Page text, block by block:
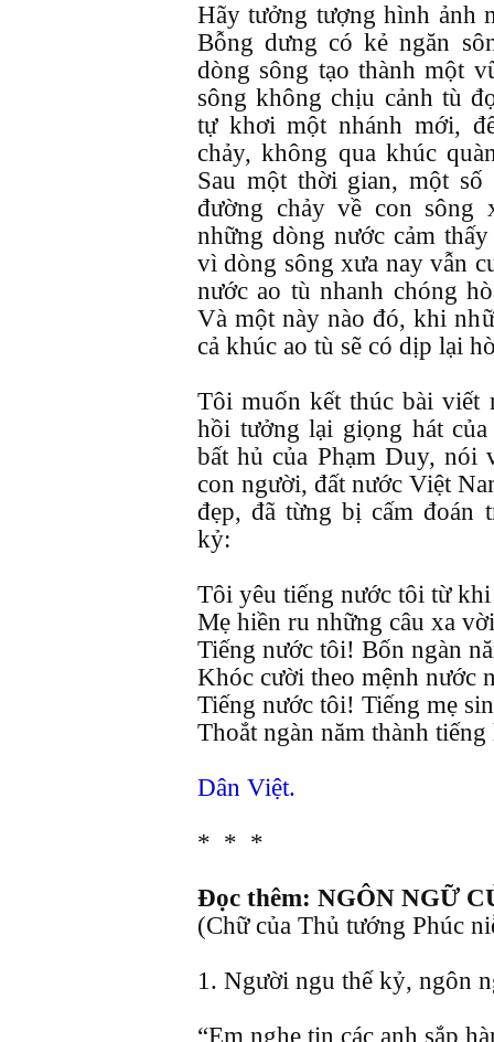
Hãy tưởng tượng hình ảnh
Bỗng dưng có kẻ ngăn
dòng sông tạo thành một
sông không chịu cảnh tù
tự khơi một nhánh mới,
chảy, không qua khúc
Sau một thời gian, một
đường chảy về con sông
những dòng nước cảm
vì dòng sông xưa nay vẫn
nước ao tù nhanh chóng
Và một này nào đó, khi
cả khúc ao tù sẽ có dịp lại
Tôi muốn kết thúc bài viết
hồi tưởng lại giọng hát
bất hủ của Phạm Duy,
con người, đất nước Việt
đẹp, đã từng bị cấm đoán
kỷ:
Tôi yêu tiếng nước tôi từ
Mẹ hiền ru những câu xa
Tiếng nước tôi! Bốn ngàn
Khóc cười theo mệnh nước
Tiếng nước tôi! Tiếng mẹ
Thoắt ngàn năm thành
Dân Việt.
* * *
Đọc thêm: NGÔN NGỮ
(Chữ của Thủ tướng Phúc
1. Người ngu thế kỷ, ngôn
“Em nghe tin các anh sắp